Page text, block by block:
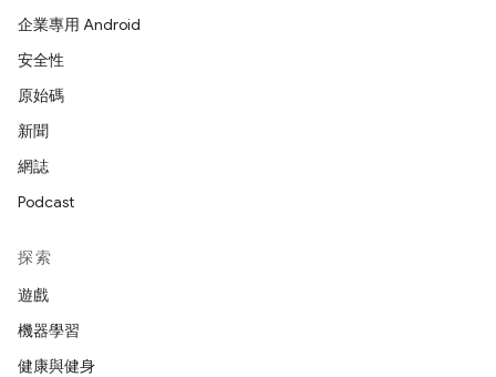
企業專用 Android
安全性
原始碼
新聞
網誌
Podcast
探索
遊戲
機器學習
健康與健身